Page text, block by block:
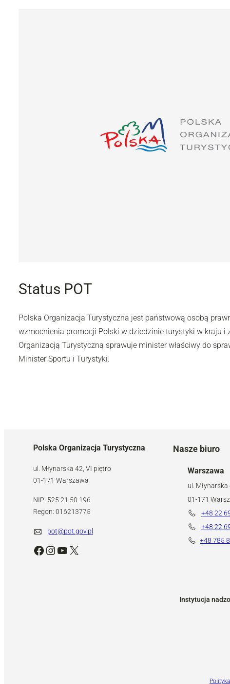
Status POT
Polska Organizacja Turystyczna jest państwową osobą
wzmocnienia promocji Polski w dziedzinie turystyki w kraju i
Organizacją Turystyczną sprawuje minister właściwy do
Minister Sportu i Turystyki.
Polska Organizacja Turystyczna
ul. Młynarska 42, VI piętro
01-171 Warszawa
NIP: 525 21 50 196
Regon: 016213775
pot@pot.gov.pl
Facebook Instagram YouTube X
Nasze biuro
Warszawa
ul.
01-171
+48 22
+48 22
+48 785
Instytucja